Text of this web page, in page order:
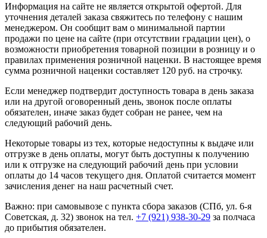
Информация на сайте не является открытой офертой. Для
уточнения деталей заказа свяжитесь по телефону с нашим
менеджером. Он сообщит вам о минимальной партии
продажи по цене на сайте (при отсутствии градации цен), о
возможности приобретения товарной позиции в розницу и о
правилах применения розничной наценки. В настоящее время
сумма розничной наценки составляет 120 руб. на строчку.
Если менеджер подтвердит доступность товара в день заказа
или на другой оговоренный день, звонок после оплаты
обязателен, иначе заказ будет собран не ранее, чем на
следующий рабочий день.
Некоторые товары из тех, которые недоступны к выдаче или
отгрузке в день оплаты, могут быть доступны к получению
или к отгрузке на следующий рабочий день при условии
оплаты до 14 часов текущего дня. Оплатой считается момент
зачисления денег на наш расчетный счет.
Важно: при самовывозе с пункта сборa заказов (СПб, ул. 6-я
Советская, д. 32) звонок на тел. +7 (921) 938-30-29 за полчаса
до прибытия обязателен.